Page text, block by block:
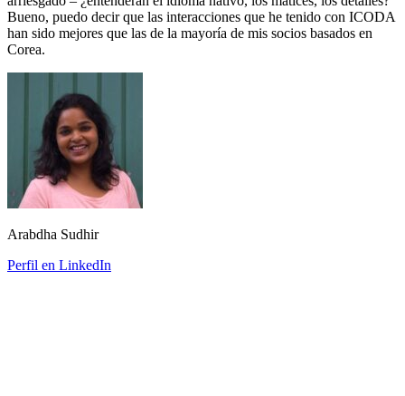
Bueno, puedo decir que las interacciones que he tenido con ICODA
han sido mejores que las de la mayoría de mis socios basados en
Corea.
Arabdha Sudhir
Perfil en LinkedIn